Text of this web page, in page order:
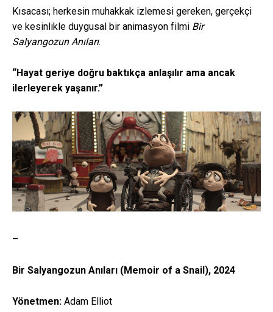
Kısacası; herkesin muhakkak izlemesi gereken, gerçekçi
ve kesinlikle duygusal bir animasyon filmi Bir
Salyangozun Anıları.
“Hayat geriye doğru baktıkça anlaşılır ama ancak
ilerleyerek yaşanır.”
–
Bir Salyangozun Anıları (Memoir of a Snail), 2024
Yönetmen: Adam Elliot